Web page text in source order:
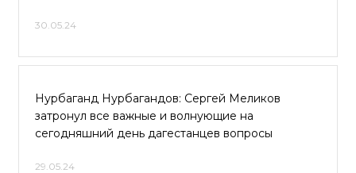
30.05.24
Нурбаганд Нурбагандов: Сергей Меликов
затронул все важные и волнующие на
сегодняшний день дагестанцев вопросы
29.05.24